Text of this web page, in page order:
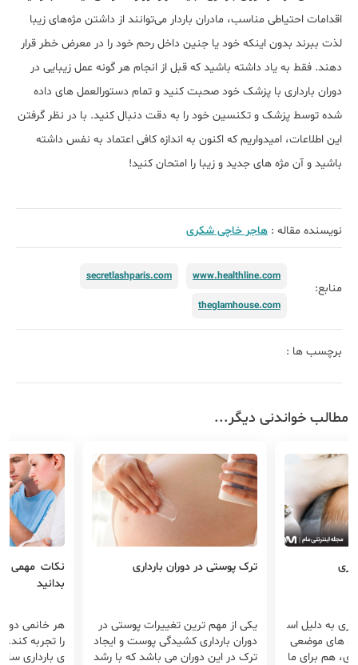
اقدامات احتیاطی مناسب، مادران باردار می‌توانند از داشتن مژه‌های زیبا
لذت ببرند بدون اینکه خود یا جنین داخل رحم خود را در معرض خطر قرار
دهند. فقط به یاد داشته باشید که قبل از انجام هر گونه عمل زیبایی در
دوران بارداری با پزشک خود صحبت کنید و تمام دستورالعمل های داده
شده توسط پزشک و تکنسین خود را به دقت دنبال کنید. با در نظر گرفتن
این اطلاعات، امیدواریم که اکنون به اندازه کافی اعتماد به نفس داشته
باشید و آن مژه های جدید و زیبا را امتحان کنید!
نویسنده مقاله : هاجر خاچی شکری
منابع:
www.healthline.com
secretlashparis.com
theglamhouse.com
برچسب ها :
مطالب خواندنی دیگر...
به دلیل اس
های موضعی
هم برای ما
ترک‌ پوستی در دوران بارداری
یکی از مهم ترین تغییرات پوستی در
دوران بارداری کشیدگی پوست و ایجاد
ترک در این دوران می باشد که با رشد
نکات مهمی
بدانید
هر خانمی
را تجربه کند.
ی بارداری